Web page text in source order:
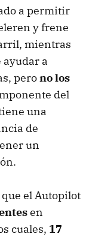
a permitir
y frene
mientras
a
perono los
del
una
de
un
que el Autopilot
en
cuales, 17